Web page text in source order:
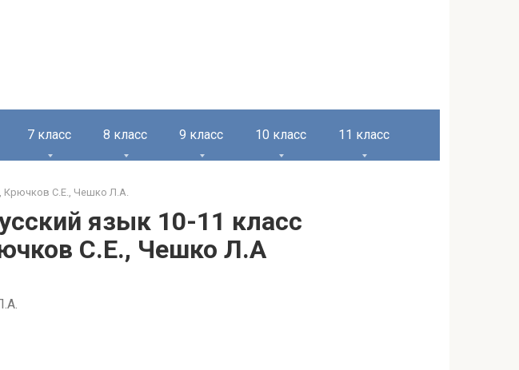
7 класс 8 класс 9 класс 10 класс 11 класс
Крючков С.Е., Чешко Л.А.
язык 10-11 класс
С.Е., Чешко Л.А